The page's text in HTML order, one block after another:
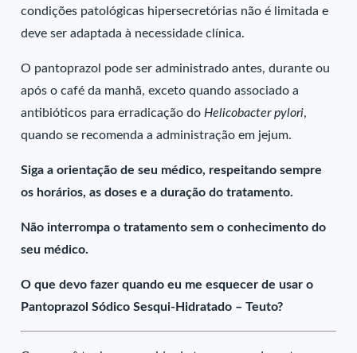
condições patológicas hipersecretórias não é limitada e
deve ser adaptada à necessidade clínica.
O pantoprazol pode ser administrado antes, durante ou
após o café da manhã, exceto quando associado a
antibióticos para erradicação do Helicobacter pylori,
quando se recomenda a administração em jejum.
Siga a orientação de seu médico, respeitando sempre
os horários, as doses e a duração do tratamento.
Não interrompa o tratamento sem o conhecimento do
seu médico.
O que devo fazer quando eu me esquecer de usar o
Pantoprazol Sódico Sesqui-Hidratado – Teuto?